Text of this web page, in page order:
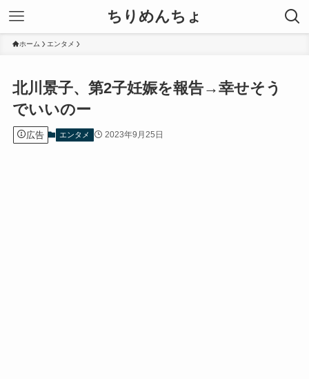
ちりめんちょ
ホーム エンタメ
北川景子、第2子妊娠を報告→幸せそう
でいいのー
広告 エンタメ 2023年9月25日